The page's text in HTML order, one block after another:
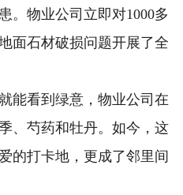
。物业公司立即对1000多
面石材破损问题开展了全
看到绿意，物业公司在
、芍药和牡丹。如今，这
的打卡地，更成了邻里间